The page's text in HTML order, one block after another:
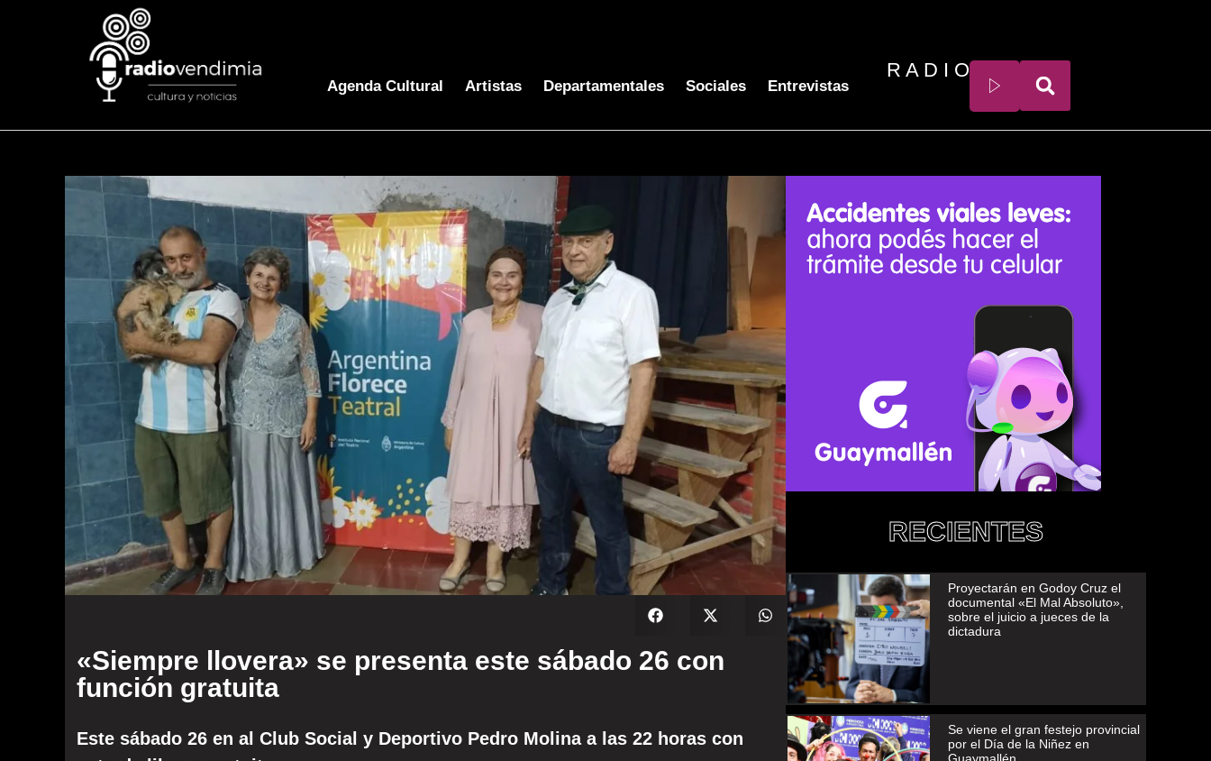
Agenda Cultural Artistas Departamentales Sociales Entrevistas
R A D I O
«Siempre llovera» se presenta este sábado 26 con
función gratuita
Este sábado 26 en al Club Social y Deportivo Pedro Molina a las 22 horas con
RECIENTES
Proyectarán en Godoy Cruz el
documental «El Mal Absoluto»,
sobre el juicio a jueces de la
dictadura
Se viene el gran festejo provincial
por el Día de la Niñez en
Guaymallén